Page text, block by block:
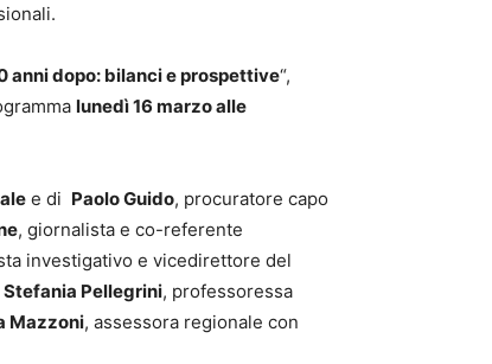
anni dopo: bilanci e prospettive“,
lunedì 16 marzo alle
e di Paolo Guido, procuratore capo
, giornalista e co-referente
investigativo e vicedirettore del
Stefania Pellegrini, professoressa
Mazzoni, assessora regionale con